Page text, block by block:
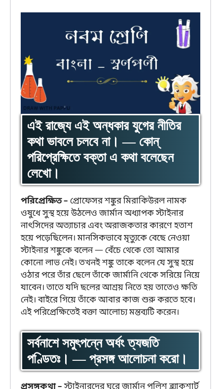
এই রাজ্যে এই অন্ধকার যুগের নীতির
কথা ভাবলে চলবে না। — কোন্
পরিপ্রেক্ষিতে বক্তা এ কথা বলেছেন
লেখো।
পরিপ্রেক্ষিত – প্রোফেসর শঙ্কুর মিরাকিউরল নামক
ওষুধে সুস্থ হয়ে উঠলেও জার্মান অধ্যাপক স্টাইনার
নাৎসিদের অত্যাচার এবং অরাজকতার কারণে হতাশ
হয়ে পড়েছিলেন। মানসিকভাবে মৃত্যুকে বেছে নেওয়া
স্টাইনার শঙ্কুকে বলেন — বেঁচে থেকে তো আমার
কোনো লাভ নেই। তখনই শঙ্কু তাকে বলেন যে সুস্থ হয়ে
ওঠার পরে তাঁর ছেলে তাঁকে জার্মানি থেকে সরিয়ে নিয়ে
যাবেন। তাতে যদি ছলের আশ্রয় নিতে হয় তাতেও ক্ষতি
নেই। বাইরে গিয়ে তাঁকে আবার কাজ শুরু করতে হবে।
এই পরিপ্রেক্ষিতেই বক্তা আলোচ্য মন্তব্যটি করেন।
সর্বনাশে সমুৎপন্নে অর্ধং ত্যজতি
পণ্ডিতঃ। — প্রসঙ্গ আলোচনা করো।